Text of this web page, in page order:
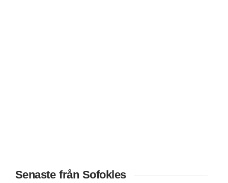
Senaste från Sofokles